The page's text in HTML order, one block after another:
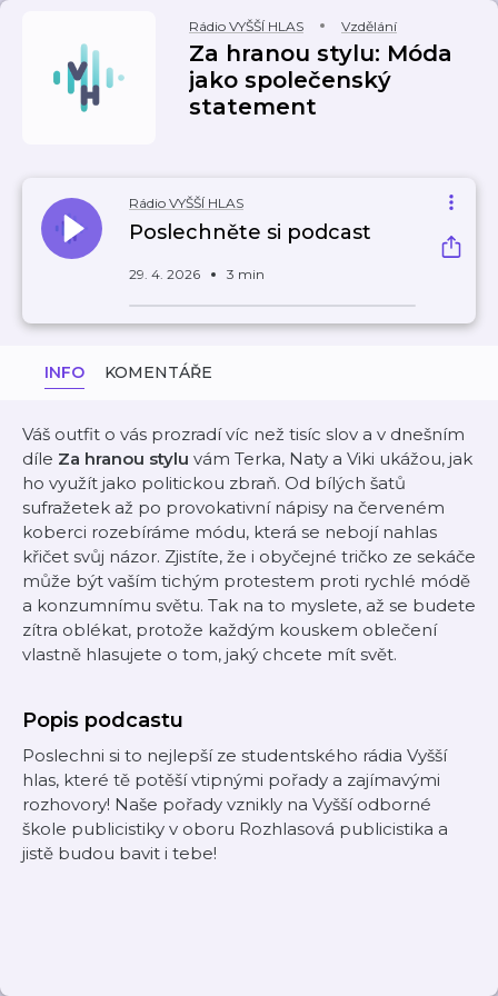
Rádio VYŠŠÍ HLAS Vzdělání
Za hranou stylu: Móda
jako společenský
statement
Rádio VYŠŠÍ HLAS
Poslechněte si podcast
29. 4. 2026 3 min
INFO KOMENTÁŘE
Váš outfit o vás prozradí víc než tisíc slov a v dnešním
díle Za hranou stylu vám Terka, Naty a Viki ukážou, jak
ho využít jako politickou zbraň. Od bílých šatů
sufražetek až po provokativní nápisy na červeném
koberci rozebíráme módu, která se nebojí nahlas
křičet svůj názor. Zjistíte, že i obyčejné tričko ze sekáče
může být vaším tichým protestem proti rychlé módě
a konzumnímu světu. Tak na to myslete, až se budete
zítra oblékat, protože každým kouskem oblečení
vlastně hlasujete o tom, jaký chcete mít svět.
Popis podcastu
Poslechni si to nejlepší ze studentského rádia Vyšší
hlas, které tě potěší vtipnými pořady a zajímavými
rozhovory! Naše pořady vznikly na Vyšší odborné
škole publicistiky v oboru Rozhlasová publicistika a
jistě budou bavit i tebe!